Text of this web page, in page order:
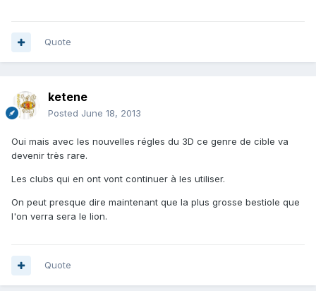
Quote
ketene
Posted June 18, 2013
Oui mais avec les nouvelles régles du 3D ce genre de cible va
devenir très rare.
Les clubs qui en ont vont continuer à les utiliser.
On peut presque dire maintenant que la plus grosse bestiole que
l'on verra sera le lion.
Quote